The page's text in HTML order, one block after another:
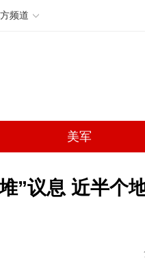
频道
美军
”议息 近半个
微